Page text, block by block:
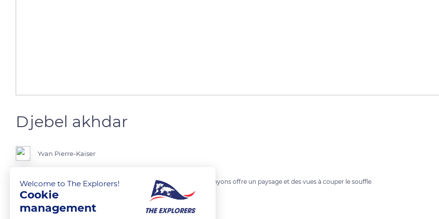
Djebel akhdar
Yvan Pierre-Kaiser
Au coeur du Sultanat d'Oman, le Djebel Akhdar et ses immenses canyons offre un paysage et des vues à couper le souffle.
READ MORE TRANSLATE
Welcome to The Explorers!
Cookie
management